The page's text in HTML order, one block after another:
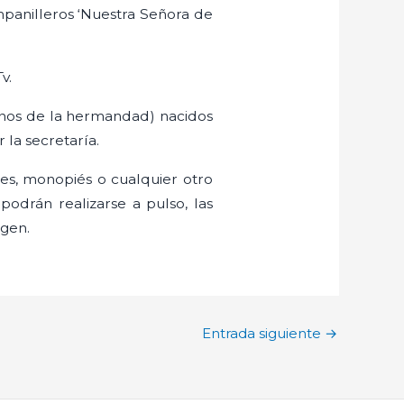
‘Nuestra Señora de
de la hermandad) nacidos
la secretaría.
monopiés o cualquier otro
realizarse a pulso, las
Entrada siguiente →